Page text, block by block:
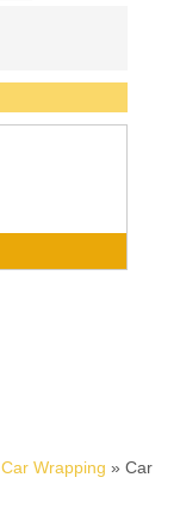
Car Wrapping » Car